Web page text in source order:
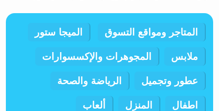
المتاجر ومواقع التسوق الميجا ستور
ملابس المجوهرات والإكسسوارات
عطور وتجميل الرياضة والصحة
اطفال المنزل ألعاب